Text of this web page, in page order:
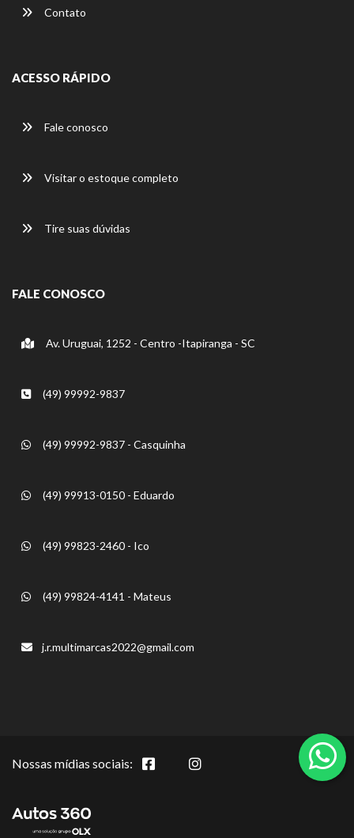
Contato
ACESSO RÁPIDO
Fale conosco
Visitar o estoque completo
Tire suas dúvidas
FALE CONOSCO
Av. Uruguai, 1252 - Centro -Itapiranga - SC
(49) 99992-9837
(49) 99992-9837 - Casquinha
(49) 99913-0150 - Eduardo
(49) 99823-2460 - Ico
(49) 99824-4141 - Mateus
j.r.multimarcas2022@gmail.com
Nossas mídias sociais: